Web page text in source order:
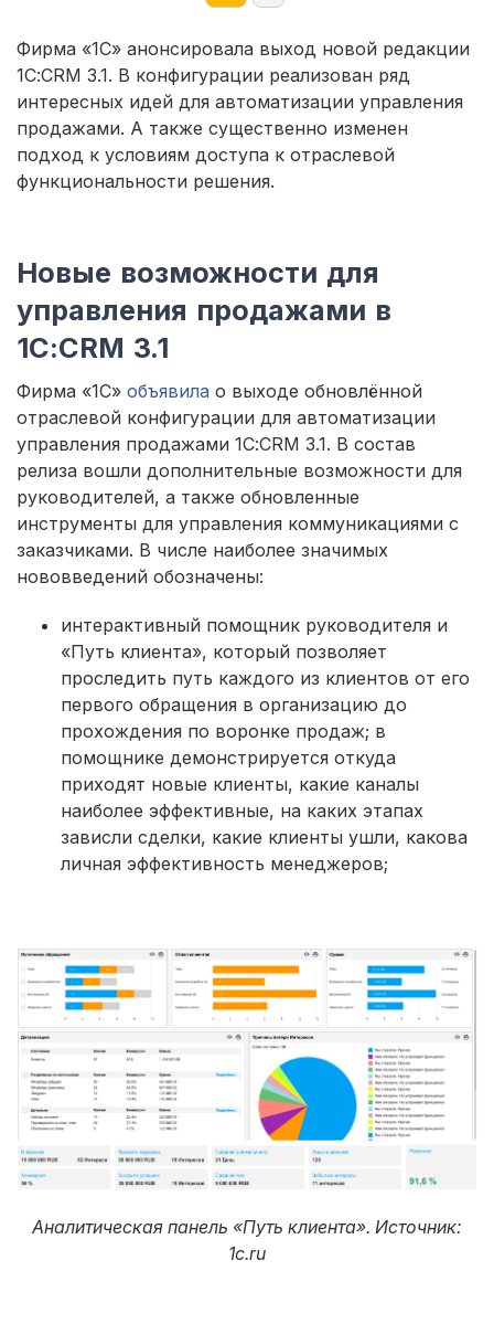
Фирма «1С» анонсировала выход новой редакции
1С:CRM 3.1. В конфигурации реализован ряд
интересных идей для автоматизации управления
продажами. А также существенно изменен
подход к условиям доступа к отраслевой
функциональности решения.
Новые возможности для
управления продажами в
1С:CRM 3.1
Фирма «1С» объявила о выходе обновлённой
отраслевой конфигурации для автоматизации
управления продажами 1С:CRM 3.1. В состав
релиза вошли дополнительные возможности для
руководителей, а также обновленные
инструменты для управления коммуникациями с
заказчиками. В числе наиболее значимых
нововведений обозначены:
интерактивный помощник руководителя и
«Путь клиента», который позволяет
проследить путь каждого из клиентов от его
первого обращения в организацию до
прохождения по воронке продаж; в
помощнике демонстрируется откуда
приходят новые клиенты, какие каналы
наиболее эффективные, на каких этапах
зависли сделки, какие клиенты ушли, какова
личная эффективность менеджеров;
Аналитическая панель «Путь клиента». Источник:
1с.ru